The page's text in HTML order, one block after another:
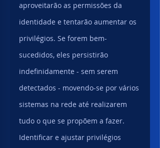
aproveitarão as permissões da
identidade e tentarão aumentar os
privilégios. Se forem bem-
sucedidos, eles persistirão
indefinidamente - sem serem
detectados - movendo-se por vários
sistemas na rede até realizarem
tudo o que se propõem a fazer.
Identificar e ajustar privilégios